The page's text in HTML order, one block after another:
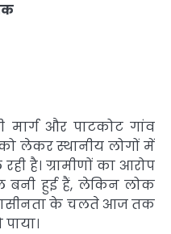
मार्ग और पाटकोट गांव
लेकर स्थानीय लोगों में
है। ग्रामीणों का आरोप
बनी हुई हैं, लेकिन लोक
के चलते आज तक